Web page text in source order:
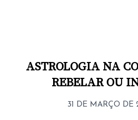
ASTROLOGIA NA
REBELAR OU
31 DE MARÇO DE